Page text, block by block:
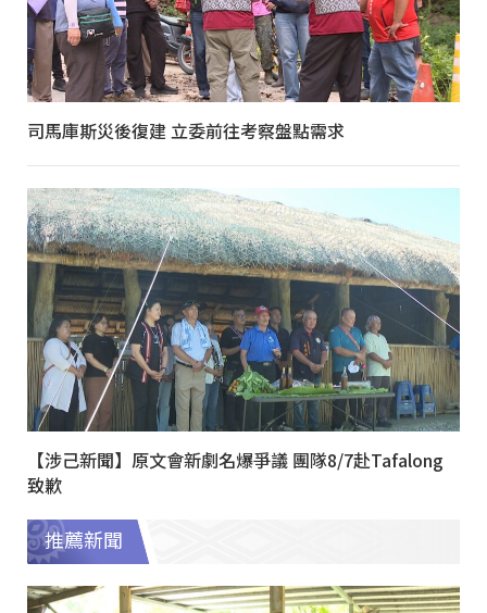
司馬庫斯災後復建 立委前往考察盤點需求
【涉己新聞】原文會新劇名爆爭議 團隊8/7赴Tafalong
致歉
推薦新聞